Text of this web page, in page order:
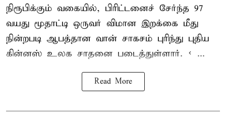
நிரூபிக்கும் வகையில், பிரிட்டனைச் சேர்ந்த 97
வயது மூதாட்டி ஒருவர் விமான இறக்கை மீது
நின்றபடி ஆபத்தான வான் சாகசம் புரிந்து புதிய
கின்னஸ் உலக சாதனை படைத்துள்ளார். < ...
Read More